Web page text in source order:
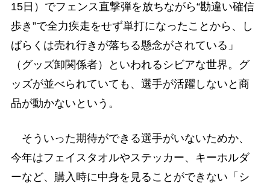
15日）でフェンス直撃弾を放ちながら“勘違い確信
歩き”で全力疾走をせず単打になったことから、し
ばらくは売れ行きが落ちる懸念がされている」
（グッズ卸関係者）といわれるシビアな世界。グ
ッズが並べられていても、選手が活躍しないと商
品が動かないという。
そういった期待ができる選手がいないためか、
今年はフェイスタオルやステッカー、キーホルダ
ーなど、購入時に中身を見ることができない「シ